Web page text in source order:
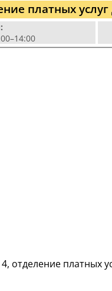
платных
платных